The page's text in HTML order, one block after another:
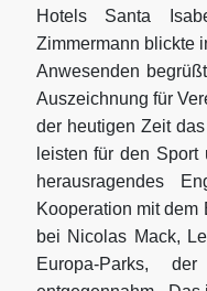
Hotels Santa
Zimmermann blickte
Anwesenden
Auszeichnung für
der heutigen Zeit
leisten für den
herausragendes
Kooperation mit
bei Nicolas Mack,
Europa-Parks,